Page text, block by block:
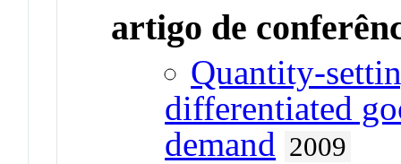
artigo de
Quantity-
differentiated
demand 2009